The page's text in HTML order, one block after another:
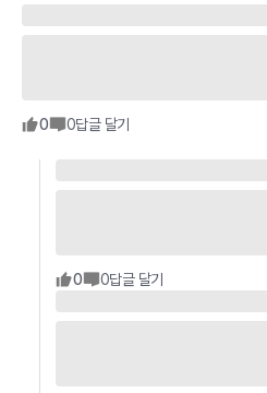
0 0답글 달기
0 0답글 달기